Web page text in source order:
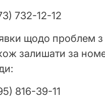
732-12-12
щодо проблем
залишати за
816-39-11